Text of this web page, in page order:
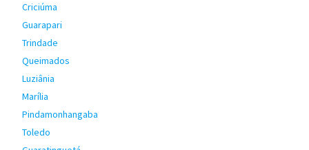
Criciúma
Guarapari
Trindade
Queimados
Luziânia
Marília
Pindamonhangaba
Toledo